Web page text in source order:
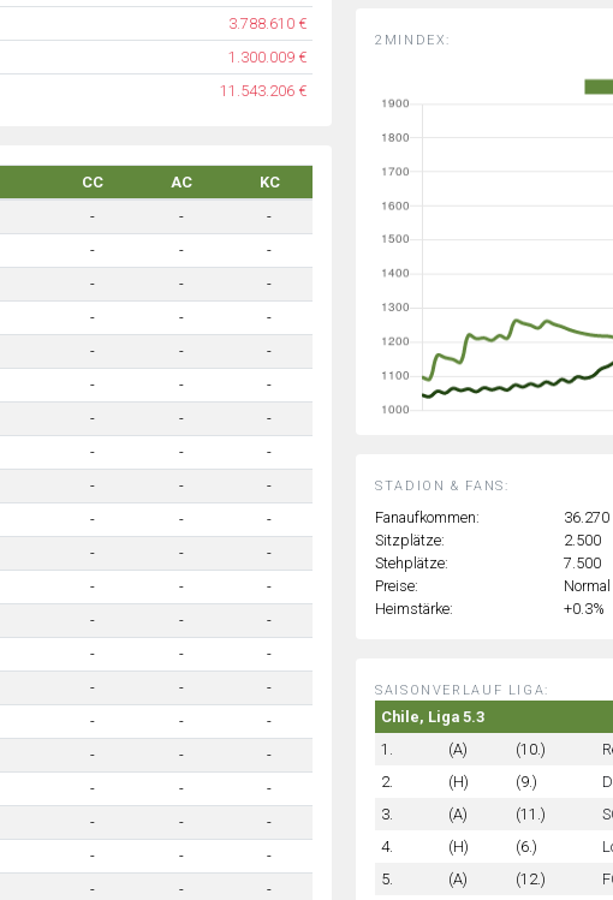
3.788.610 €
1.300.009 €
11.543.206 €
CC AC
KC
- -
-
- -
-
- -
-
- -
-
- -
-
- -
-
- -
-
- -
-
- -
-
- -
-
- -
-
- -
-
- -
-
- -
-
- -
-
- -
-
- -
-
- -
-
- -
-
- -
-
- -
-
2MINDEX:
STADION & FANS:
Fanaufkommen:
36.270
Sitzplätze:
2.500
Stehplätze:
7.500
Preise:
Normal
Heimstärke:
+0.3%
SAISONVERLAUF LIGA:
Chile, Liga 5.3
1.
(A) (10.)
2.
(H) (9.)
3.
(A) (11.)
4.
(H) (6.)
5.
(A) (12.)